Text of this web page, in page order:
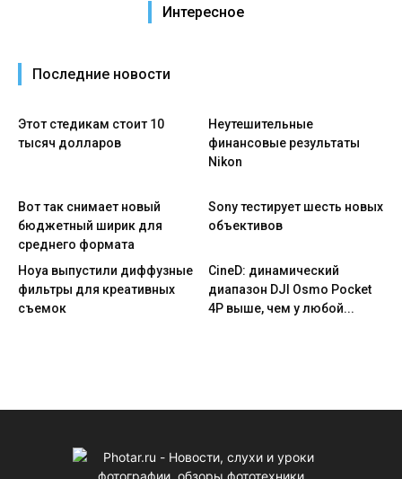
Интересное
Последние новости
Этот стедикам стоит 10
тысяч долларов
Неутешительные
финансовые результаты
Nikon
Вот так снимает новый
бюджетный ширик для
среднего формата
Sony тестирует шесть новых
объективов
Hoya выпустили диффузные
фильтры для креативных
съемок
CineD: динамический
диапазон DJI Osmo Pocket
4P выше, чем у любой...